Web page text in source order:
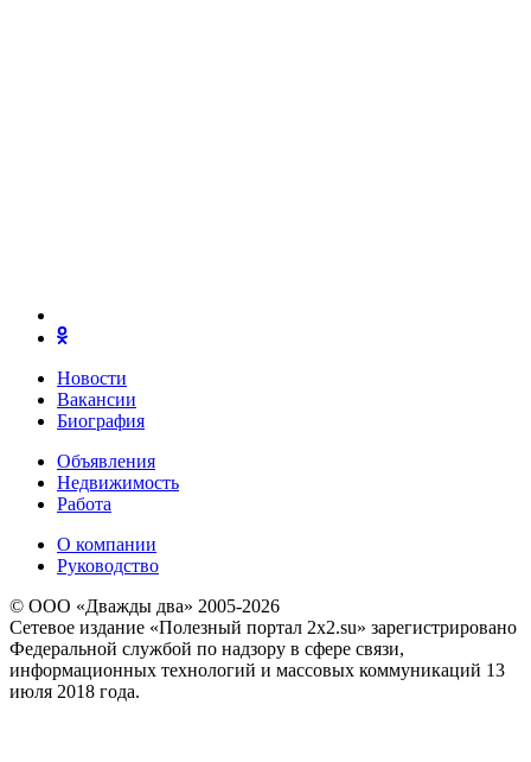
Новости
Вакансии
Биография
Объявления
Недвижимость
Работа
О компании
Руководство
© ООО «Дважды два» 2005-2026
Сетевое издание «Полезный портал 2x2.su» зарегистрировано
Федеральной службой по надзору в сфере связи,
информационных технологий и массовых коммуникаций 13
июля 2018 года.